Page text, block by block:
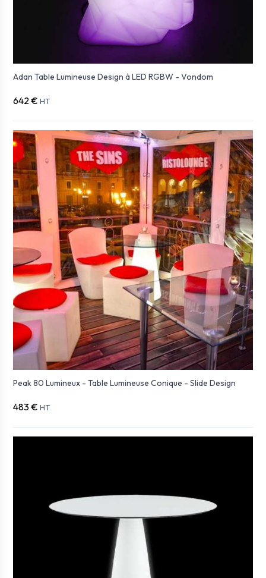
Adan Table Lumineuse Design à LED RGBW - Vondom
642 € HT
Peak 80 Lumineux - Table Lumineuse Conique - Slide Design
483 € HT